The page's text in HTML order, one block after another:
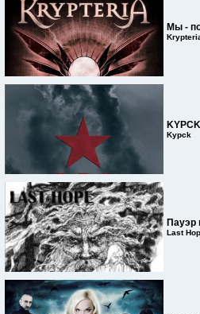
Мы -
Kypck
Пауэр
Last